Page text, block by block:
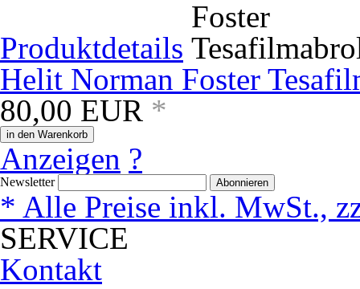
Produktdetails
Helit Norman Foster
80,00 EUR *
in den Warenkorb
Anzeigen ?
Newsletter Abonnieren
* Alle Preise inkl. MwSt.,
SERVICE
Kontakt